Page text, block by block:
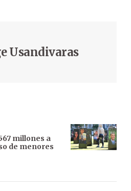
Usandivaras
millones a
de menores